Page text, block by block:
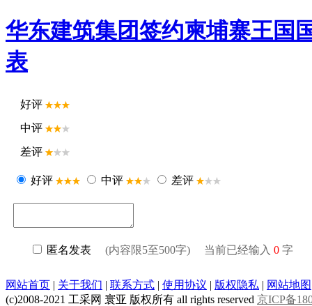
华东建筑集团签约柬埔寨王国
表
好评
中评
差评
好评 中评 差评
匿名发表 (内容限5至500字) 当前已经输入 0 字
网站首页 | 关于我们 | 联系方式 | 使用协议 | 版权隐私 | 网站地图
(c)2008-2021 工采网 寰亚 版权所有 all rights reserved 京ICP备